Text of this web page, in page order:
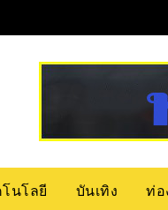
นโลยี บันเทิง ท่อ